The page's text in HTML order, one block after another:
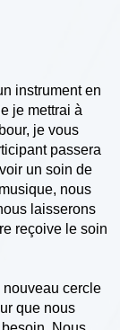
instrument en
je mettrai à
je vous
passera
un soin de
nous
laisserons
reçoive le soin
nouveau cercle
que nous